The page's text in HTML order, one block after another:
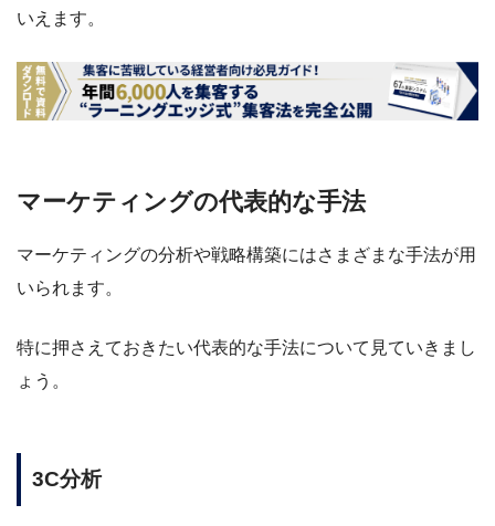
いえます。
マーケティングの代表的な手法
マーケティングの分析や戦略構築にはさまざまな手法が用
いられます。
特に押さえておきたい代表的な手法について見ていきまし
ょう。
3C分析